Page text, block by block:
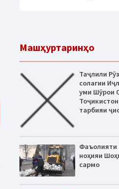
Машҳуртаринҳо
Таҷлили
солагии
уми Шӯрои
тарбияи
Фаъолияти
ноҳияи
сармо